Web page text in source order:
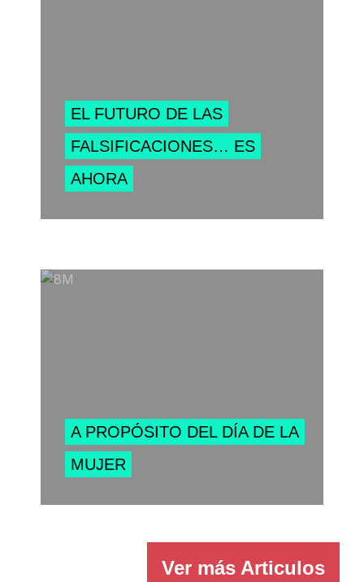
EL FUTURO DE LAS
FALSIFICACIONES… ES
AHORA
A PROPÓSITO DEL DÍA DE LA
MUJER
Ver más Articulos